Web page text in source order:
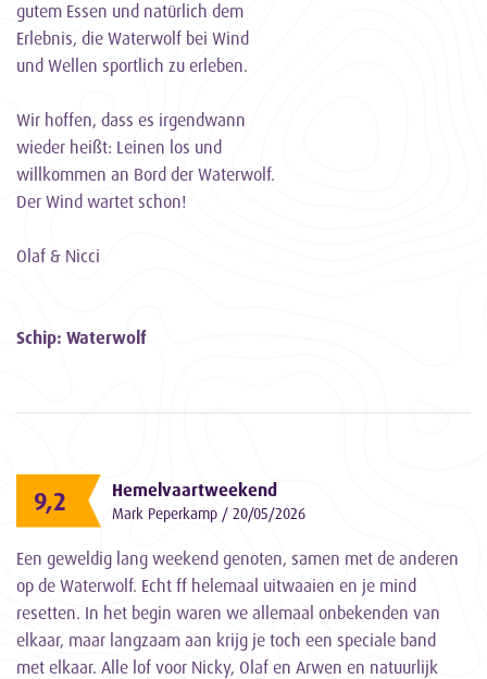
gutem Essen und natürlich dem
Erlebnis, die Waterwolf bei Wind
und Wellen sportlich zu erleben.
Wir hoffen, dass es irgendwann
wieder heißt: Leinen los und
willkommen an Bord der Waterwolf.
Der Wind wartet schon!
Olaf & Nicci
Schip: Waterwolf
9,2 Hemelvaartweekend
Mark Peperkamp / 20/05/2026
Een geweldig lang weekend genoten, samen met de anderen
op de Waterwolf. Echt ff helemaal uitwaaien en je mind
resetten. In het begin waren we allemaal onbekenden van
elkaar, maar langzaam aan krijg je toch een speciale band
met elkaar. Alle lof voor Nicky, Olaf en Arwen en natuurlijk